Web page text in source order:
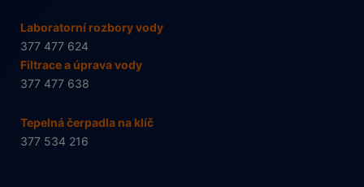
Laboratorní rozbory vody
377 477 624
Filtrace a úprava vody
377 477 638
Tepelná čerpadla na klíč
377 534 216